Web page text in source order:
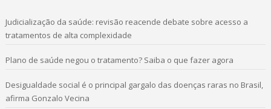
Judicialização da saúde: revisão reacende debate sobre acesso a
tratamentos de alta complexidade
Plano de saúde negou o tratamento? Saiba o que fazer agora
Desigualdade social é o principal gargalo das doenças raras no Brasil,
afirma Gonzalo Vecina